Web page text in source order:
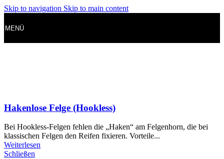
Skip to navigation Skip to main content
MENÜ
Hakenlose Felge (Hookless)
Bei Hookless-Felgen fehlen die „Haken“ am Felgenhorn, die bei
klassischen Felgen den Reifen fixieren. Vorteile...
Weiterlesen
Schließen